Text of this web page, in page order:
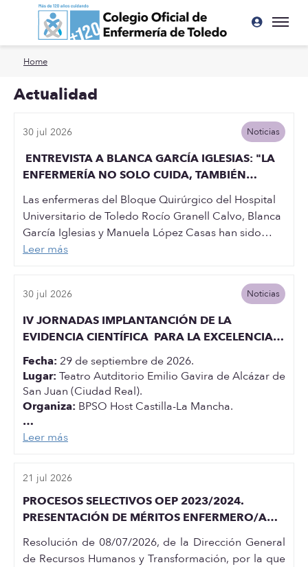
Ir a contenido principal
Home
Actualidad
30 jul 2026 Noticias
ENTREVISTA A BLANCA GARCÍA IGLESIAS: "LA
ENFERMERÍA NO SOLO CUIDA, TAMBIÉN
INVESTIGA, INNOVA Y MEJORA LA SEGURIDAD
DEL PACIENTE"
Las enfermeras del Bloque Quirúrgico del Hospital
Universitario de Toledo Rocío Granell Calvo, Blanca
García Iglesias y Manuela López Casas han sido…
Leer más
30 jul 2026 Noticias
IV JORNADAS IMPLANTANCIÓN DE LA
EVIDENCIA CIENTÍFICA PARA LA EXCELENCIA
EN CUIDADOS EN CASTILLA-LA MANCHA
Fecha: 29 de septiembre de 2026.
Lugar: Teatro Autditorio Emilio Gavira de Alcázar de
San Juan (Ciudad Real).
Organiza: BPSO Host Castilla-La Mancha.
…
Leer más
21 jul 2026
PROCESOS SELECTIVOS OEP 2023/2024.
PRESENTACIÓN DE MÉRITOS ENFERMERO/A
ESPECIALISTA EN ENFERMERIA OBSTETRICO
GINECOLOGICA
Resolución de 08/07/2026, de la Dirección General
de Recursos Humanos y Transformación, por la que